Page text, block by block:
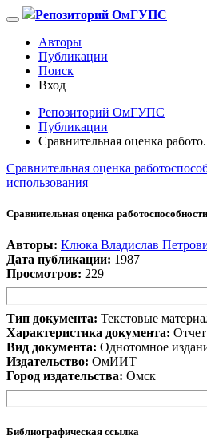
Репозиторий ОмГУПС
Авторы
Публикации
Поиск
Вход
Репозиторий ОмГУПС
Публикации
Сравнительная оценка
Сравнительная оценка
использования
Сравнительная оценка
Авторы: Клюка Владислав
Дата публикации: 1987
Просмотров: 229
Тип документа: Текстовые
Характеристика документа:
Вид документа: Однотомное
Издательство: ОмИИТ
Город издательства: Омск
Библиографическая ссылка